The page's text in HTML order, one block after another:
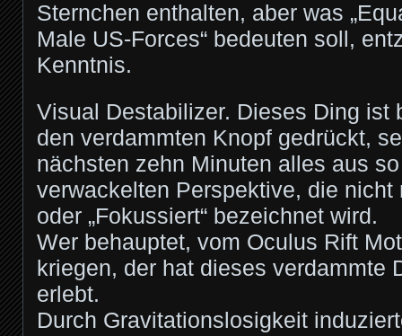
Sternchen enthalten, aber was
Male US-Forces“ bedeuten soll,
Kenntnis.
Visual Destabilizer. Dieses Ding ist
den verdammten Knopf gedrückt,
nächsten zehn Minuten alles aus
verwackelten Perspektive, die nicht
oder „Fokussiert“ bezeichnet wird.
Wer behauptet, vom Oculus Rift
kriegen, der hat dieses verdammte
erlebt.
Durch Gravitationslosigkeit